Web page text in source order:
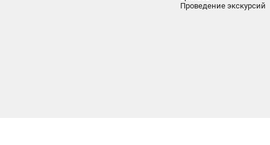
Проведение экскурсий